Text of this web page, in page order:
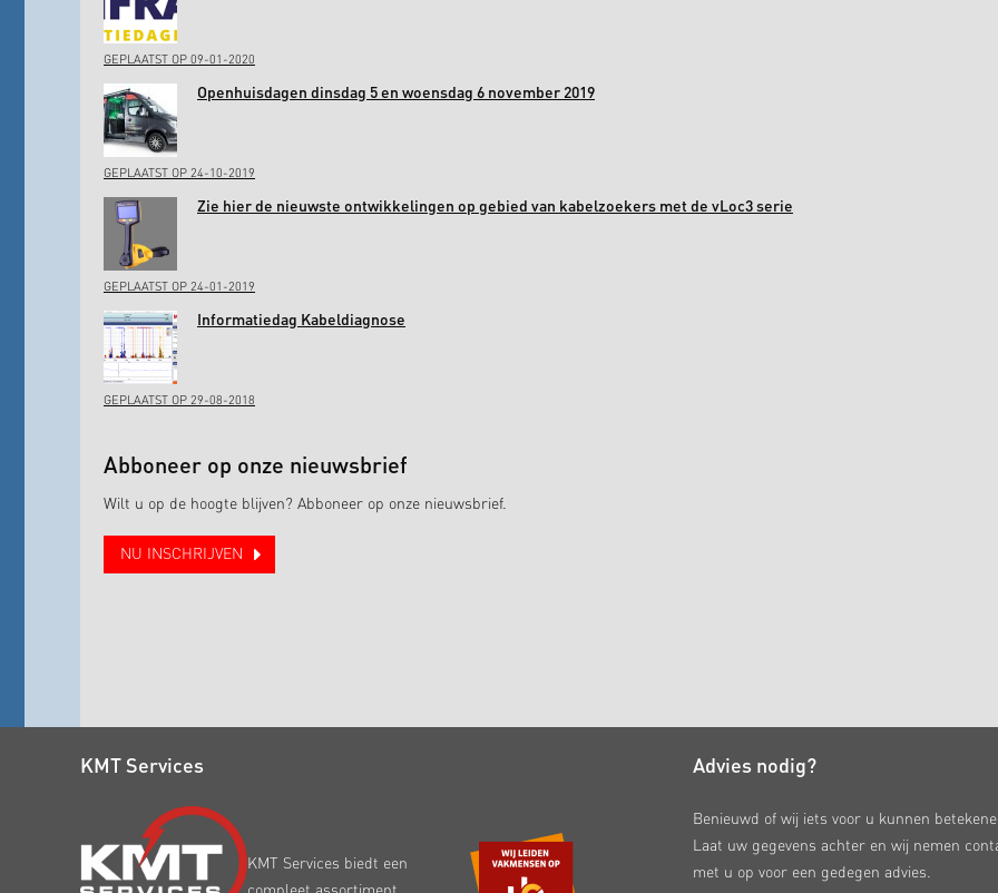
GEPLAATST OP 09-01-2020
Openhuisdagen dinsdag 5 en woensdag 6 november 2019
GEPLAATST OP 24-10-2019
Zie hier de nieuwste ontwikkelingen op gebied van kabelzoekers met de vLoc3 serie
GEPLAATST OP 24-01-2019
Informatiedag Kabeldiagnose
GEPLAATST OP 29-08-2018
Abboneer op onze nieuwsbrief
Wilt u op de hoogte blijven? Abboneer op onze nieuwsbrief.
NU INSCHRIJVEN
KMT Services
KMT Services biedt een
Advies nodig?
Benieuwd of wij iets voor u kunnen
Laat uw gegevens achter en wij nemen
met u op voor een gedegen advies.